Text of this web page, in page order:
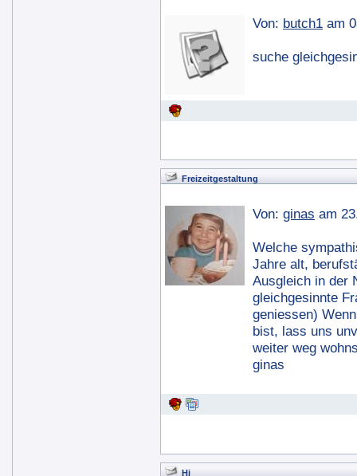
Von: butch1 am
suche
Freizeitgestaltung
Von: ginas am
Welche
Jahre alt,
Ausgleich in der
gleichgesinnte
geniessen)
bist, lass uns
weiter weg
ginas
Hi